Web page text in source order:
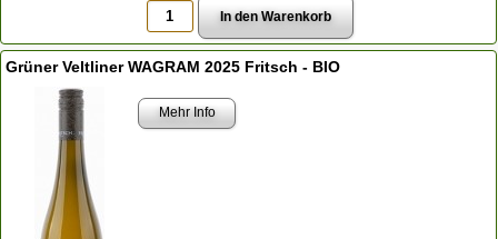
Grüner Veltliner WAGRAM 2025 Fritsch - BIO
Mehr Info